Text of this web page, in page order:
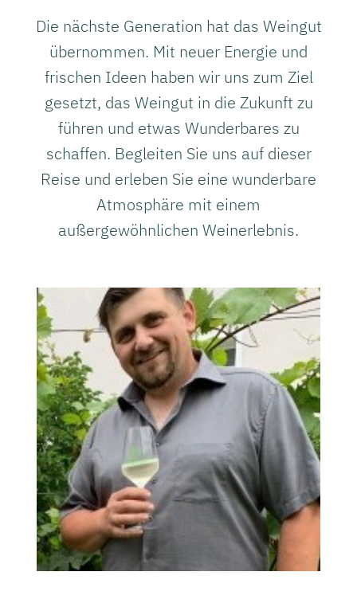
Die nächste Generation hat das Weingut
übernommen. Mit neuer Energie und
frischen Ideen haben wir uns zum Ziel
gesetzt, das Weingut in die Zukunft zu
führen und etwas Wunderbares zu
schaffen. Begleiten Sie uns auf dieser
Reise und erleben Sie eine wunderbare
Atmosphäre mit einem
außergewöhnlichen Weinerlebnis.